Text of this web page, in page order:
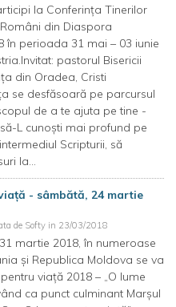
la Conferința Tinerilor
din Diaspora
în perioada 31 mai – 03 iunie
pastorul Bisericii
din Oradea, Cristi
se desfăsoară pe parcursul
de a te ajuta pe tine -
L cunoști mai profund pe
Scripturii, să
la...
- sâmbătă, 24 martie
de Softy in 23/03/2018
martie 2018, în numeroase
și Republica Moldova se va
viață 2018 – „O lume
ca punct culminant Marșul